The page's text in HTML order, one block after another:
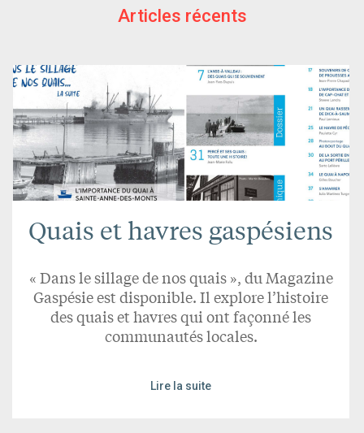
Articles récents
Quais et havres gaspésiens
« Dans le sillage de nos quais », du Magazine
Gaspésie est disponible. Il explore l’histoire
des quais et havres qui ont façonné les
communautés locales.
Lire la suite